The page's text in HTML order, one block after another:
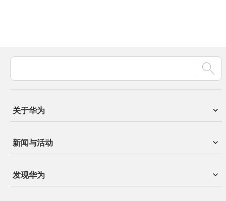
关于华为
新闻与活动
发现华为